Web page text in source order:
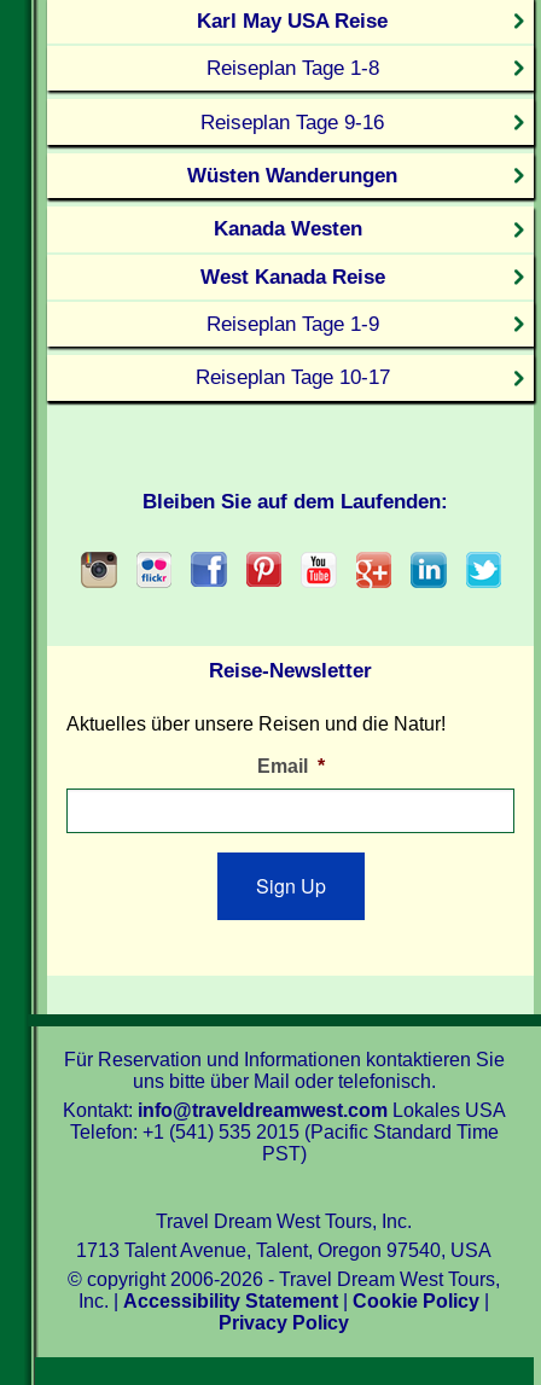
Karl May USA Reise
Reiseplan Tage 1-8
Reiseplan Tage 9-16
Wüsten Wanderungen
Kanada Westen
West Kanada Reise
Reiseplan Tage 1-9
Reiseplan Tage 10-17
Bleiben Sie auf dem Laufenden:
Reise-Newsletter
Aktuelles über unsere Reisen und die Natur!
Email *
Sign Up
Für Reservation und Informationen kontaktieren Sie
uns bitte über Mail oder telefonisch.
Kontakt: info@traveldreamwest.comLokales USA
Telefon: +1 (541) 535 2015 (Pacific Standard Time
PST)
Travel Dream West Tours, Inc.
1713 Talent Avenue, Talent, Oregon 97540, USA
© copyright 2006-2026 - Travel Dream West Tours,
Inc. | Accessibility Statement |Cookie Policy
Privacy Policy